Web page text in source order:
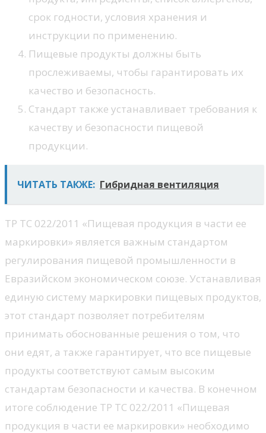
срок годности, условия хранения и
инструкции по применению.
Пищевые продукты должны быть
прослеживаемы, чтобы гарантировать их
качество и безопасность.
Стандарт также устанавливает требования к
качеству и безопасности пищевой
продукции.
ЧИТАТЬ ТАКЖЕ: Гибридная вентиляция
ТР ТС 022/2011 «Пищевая продукция в части ее
маркировки» является важным стандартом
регулирования пищевой промышленности в
Евразийском экономическом союзе. Устанавливая
единую систему маркировки пищевых продуктов,
этот стандарт позволяет потребителям
принимать обоснованные решения о том, что
они едят, а также гарантирует, что все пищевые
продукты соответствуют самым высоким
стандартам безопасности и качества. В конечном
итоге соблюдение ТР ТС 022/2011 «Пищевая
продукция в части ее маркировки» необходимо